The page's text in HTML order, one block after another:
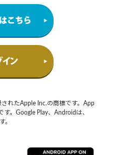
れたApple Inc.の商標です。App
。Google Play、Androidは、
。